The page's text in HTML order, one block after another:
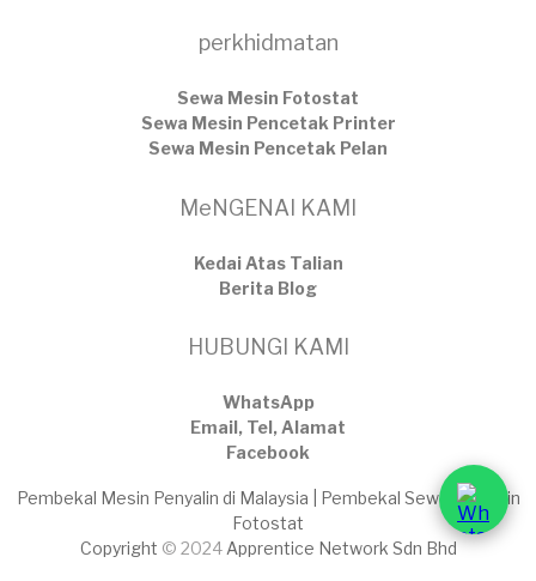
perkhidmatan
Sewa Mesin Fotostat
Sewa Mesin Pencetak Printer
Sewa Mesin Pencetak Pelan
MeNGENAI KAMI
Kedai Atas Talian
​Berita Blog
HUBUNGI KAMI
WhatsApp
Email, Tel, Alamat
Facebook
Pembekal Mesin Penyalin di Malaysia | Pembekal Sewaan Mesin
Fotostat
Copyright © 2024 Apprentice Network Sdn Bhd